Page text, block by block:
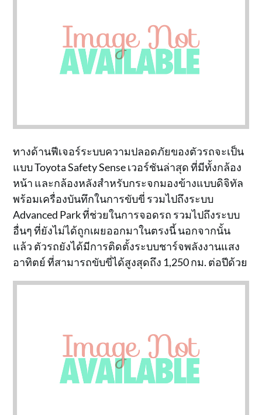
ทางด้านฟีเจอร์ระบบความปลอดภัยของตัวรถจะเป็น
แบบ Toyota Safety Sense เวอร์ชันล่าสุด ที่มีทั้งกล้อง
หน้า และกล้องหลังสำหรับกระจกมองข้างแบบดิจิทัล
พร้อมเครื่องบันทึกในการขับขี่ รวมไปถึงระบบ
Advanced Park ที่ช่วยในการจอดรถ รวมไปถึงระบบ
อื่นๆ ที่ยังไม่ได้ถูกเผยออกมาในตรงนี้ นอกจากนั้น
แล้ว ตัวรถยังได้มีการติดตั้งระบบชาร์จพลังงานแสง
อาทิตย์ ที่สามารถขับขี่ได้สูงสุดถึง 1,250 กม. ต่อปีด้วย